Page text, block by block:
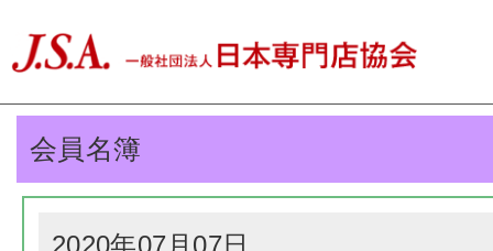
会員名簿
2020年07月07日